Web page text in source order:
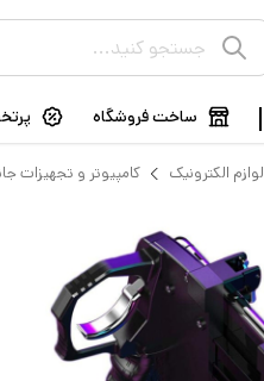
ساخت فروشگاه
لوازم الکترونیک کامپیوتر و تجهیزات